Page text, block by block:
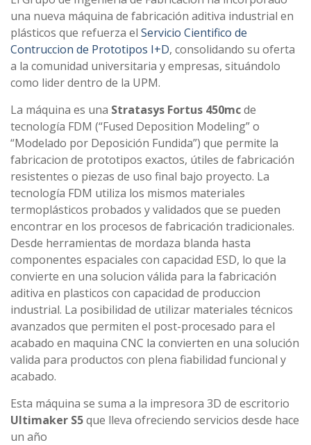
una nueva máquina de fabricación aditiva industrial en
plásticos que refuerza el Servicio Cientifico de
Contruccion de Prototipos I+D, consolidando su oferta
a la comunidad universitaria y empresas, situándolo
como lider dentro de la UPM.
La máquina es una Stratasys Fortus 450mcde
tecnología FDM (“Fused Deposition Modeling” o
“Modelado por Deposición Fundida”) que permite la
fabricacion de prototipos exactos, útiles de fabricación
resistentes o piezas de uso final bajo proyecto. La
tecnología FDM utiliza los mismos materiales
termoplásticos probados y validados que se pueden
encontrar en los procesos de fabricación tradicionales.
Desde herramientas de mordaza blanda hasta
componentes espaciales con capacidad ESD, lo que la
convierte en una solucion válida para la fabricación
aditiva en plasticos con capacidad de produccion
industrial. La posibilidad de utilizar materiales técnicos
avanzados que permiten el post-procesado para el
acabado en maquina CNC la convierten en una solución
valida para productos con plena fiabilidad funcional y
acabado.
Esta máquina se suma a la impresora 3D de escritorio
Ultimaker S5que lleva ofreciendo servicios desde hace
un año